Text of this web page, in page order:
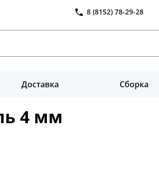
8 (8152) 78-29-28
Доставка Сборка
4 мм